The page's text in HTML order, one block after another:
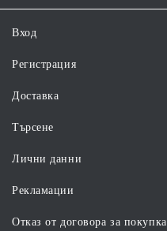
Вход
Регистрация
Доставка
Търсене
Лични данни
Рекламации
Отказ от договора за покупка